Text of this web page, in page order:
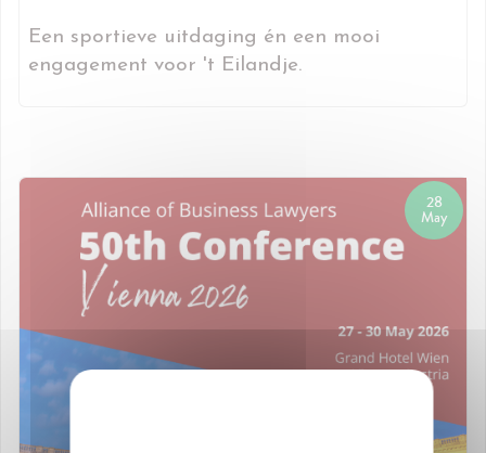
Een sportieve uitdaging én een mooi
engagement voor 't Eilandje.
28
May